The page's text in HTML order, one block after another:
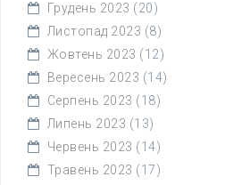
Грудень 2023 (20)
Листопад 2023 (8)
Жовтень 2023 (12)
Вересень 2023 (14)
Серпень 2023 (18)
Липень 2023 (13)
Червень 2023 (14)
Травень 2023 (17)